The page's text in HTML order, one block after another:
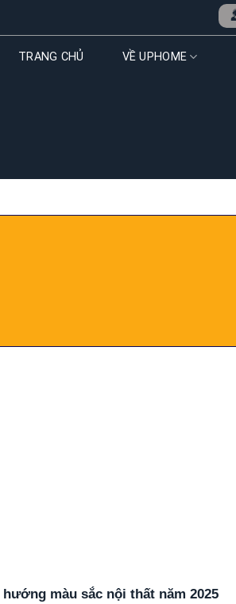
TRANG CHỦ VỀ UPHOME
hướng màu sắc nội thất năm 2025